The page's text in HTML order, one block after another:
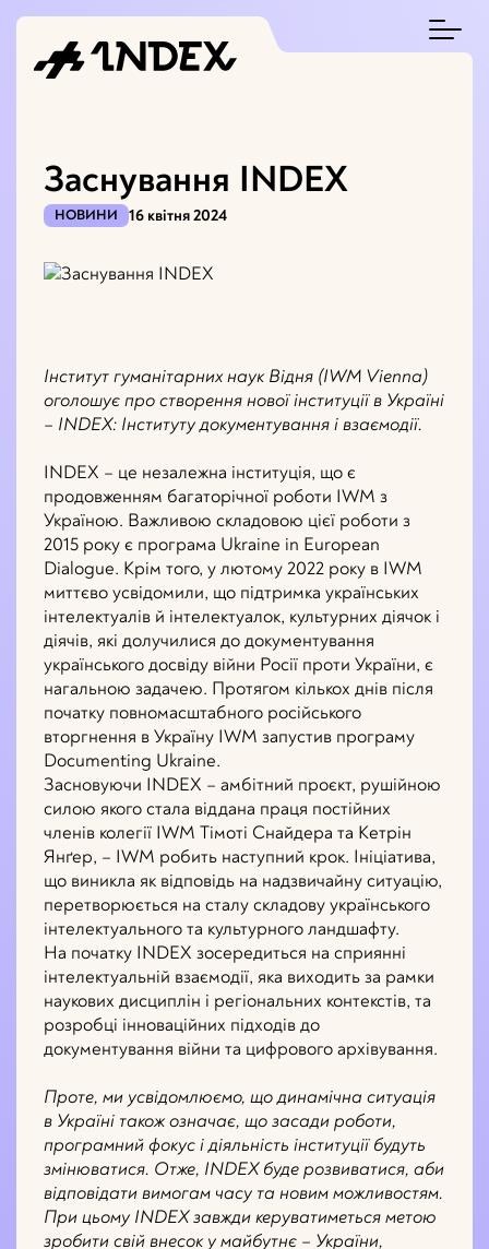
Заснування INDEX
НОВИНИ 16 квітня 2024
Інститут гуманітарних наук Відня (IWM Vienna)
оголошує про створення нової інституції в Україні
– INDEX: Інституту документування і взаємодії.
INDEX – це незалежна інституція, що є
продовженням багаторічної роботи IWM з
Україною. Важливою складовою цієї роботи з
2015 року є програма Ukraine in European
Dialogue. Крім того, у лютому 2022 року в IWM
миттєво усвідомили, що підтримка українських
інтелектуалів й інтелектуалок, культурних діячок і
діячів, які долучилися до документування
українського досвіду війни Росії проти України, є
нагальною задачею. Протягом кількох днів після
початку повномасштабного російського
вторгнення в Україну IWM запустив програму
Documenting Ukraine.
Засновуючи INDEX – амбітний проєкт, рушійною
силою якого стала віддана праця постійних
членів колегії IWM Тімоті Снайдера та Кетрін
Янґер, – IWM робить наступний крок. Ініціатива,
що виникла як відповідь на надзвичайну ситуацію,
перетворюється на сталу складову українського
інтелектуального та культурного ландшафту.
На початку INDEX зосередиться на сприянні
інтелектуальній взаємодії, яка виходить за рамки
наукових дисциплін і регіональних контекстів, та
розробці інноваційних підходів до
документування війни та цифрового архівування.
Проте, ми усвідомлюємо, що динамічна ситуація
в Україні також означає, що засади роботи,
програмний фокус і діяльність інституції будуть
змінюватися. Отже, INDEX буде розвиватися, аби
відповідати вимогам часу та новим можливостям.
При цьому INDEX завжди керуватиметься метою
зробити свій внесок у майбутнє – України,